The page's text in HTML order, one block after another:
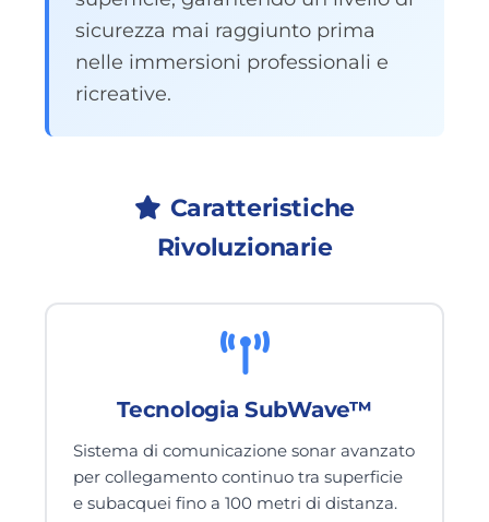
sicurezza mai raggiunto prima
nelle immersioni professionali e
ricreative.
Caratteristiche
Rivoluzionarie
Tecnologia SubWave™
Sistema di comunicazione sonar avanzato
per collegamento continuo tra superficie
e subacquei fino a 100 metri di distanza.